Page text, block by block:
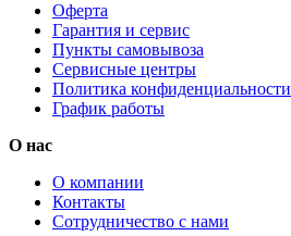
Оферта
Гарантия и сервис
Пункты самовывоза
Сервисные центры
Политика конфиденциальности
График работы
О нас
О компании
Контакты
Сотрудничество с нами